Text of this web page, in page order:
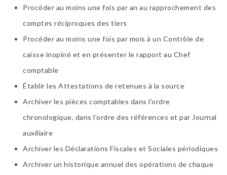
Procéder au moins une fois par an au rapprochement des
comptes réciproques des tiers
Procéder au moins une fois par mois à un Contrôle de
caisse inopiné et en présenter le rapport au Chef
comptable
Établir les Attestations de retenues à la source
Archiver les pièces comptables dans l’ordre
chronologique, dans l’ordre des références et par Journal
auxiliaire
Archiver les Déclarations Fiscales et Sociales périodiques
Archiver un historique annuel des opérations de chaque